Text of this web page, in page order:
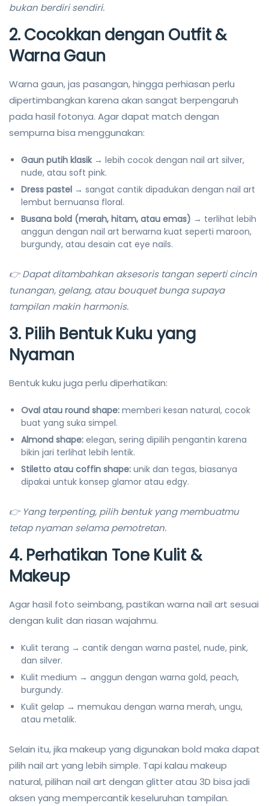
bukan berdiri sendiri.
2. Cocokkan dengan Outfit &
Warna Gaun
Warna gaun, jas pasangan, hingga perhiasan perlu
dipertimbangkan karena akan sangat berpengaruh
pada hasil fotonya. Agar dapat match dengan
sempurna bisa menggunakan:
Gaun putih klasik → lebih cocok dengan nail art silver,
nude, atau soft pink.
Dress pastel → sangat cantik dipadukan dengan nail art
lembut bernuansa floral.
Busana bold (merah, hitam, atau emas) → terlihat lebih
anggun dengan nail art berwarna kuat seperti maroon,
burgundy, atau desain cat eye nails.
👉 Dapat ditambahkan aksesoris tangan seperti cincin
tunangan, gelang, atau bouquet bunga supaya
tampilan makin harmonis.
3. Pilih Bentuk Kuku yang
Nyaman
Bentuk kuku juga perlu diperhatikan:
Oval atau round shape: memberi kesan natural, cocok
buat yang suka simpel.
Almond shape: elegan, sering dipilih pengantin karena
bikin jari terlihat lebih lentik.
Stiletto atau coffin shape: unik dan tegas, biasanya
dipakai untuk konsep glamor atau edgy.
👉 Yang terpenting, pilih bentuk yang membuatmu
tetap nyaman selama pemotretan.
4. Perhatikan Tone Kulit &
Makeup
Agar hasil foto seimbang, pastikan warna nail art sesuai
dengan kulit dan riasan wajahmu.
Kulit terang → cantik dengan warna pastel, nude, pink,
dan silver.
Kulit medium → anggun dengan warna gold, peach,
burgundy.
Kulit gelap → memukau dengan warna merah, ungu,
atau metalik.
Selain itu, jika makeup yang digunakan bold maka dapat
pilih nail art yang lebih simple. Tapi kalau makeup
natural, pilihan nail art dengan glitter atau 3D bisa jadi
aksen yang mempercantik keseluruhan tampilan.